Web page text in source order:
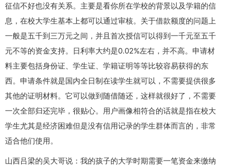
征信不好也没有关系。主要是看你所在学校的背景以及学籍的信
息，在校大学生基本上都可以通过审核。关于借款额度的问题上
一般是五千到三万元之间，并且首次授信可以得到一千元至五千
元不等的资金支持。日利率大约是0.02%左右，并不高。申请材
料主要包括身份证、学生证、学籍证明等等比较容易获得的东
西。申请条件就是国内全日制在读学生就可以，不需要提供很多
其他的证明材料。它可以做到随借随还，这样就很好了，不需要
一次全部归还完毕，很贴心。用户画像相符合的话就是指在校大
学生尤其是经济困难但是没有信用记录的学生群体而言的，非常
适合他们使用。
山西吕梁的吴大哥说：我的孩子的大学时期需要一笔资金来缴纳